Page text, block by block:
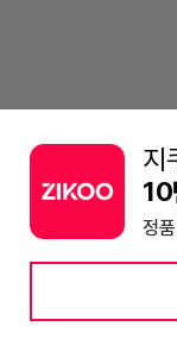
지
10
정